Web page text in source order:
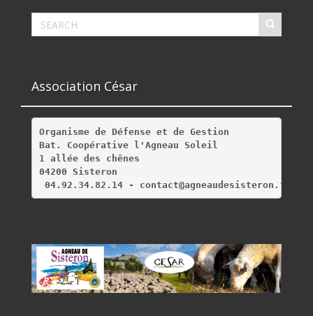
Association César
Organisme de Défense et de Gestion
Bat. Coopérative l'Agneau Soleil
1 allée des chênes
04200 Sisteron
04.92.34.82.14 - contact@agneaudesisteron.fr